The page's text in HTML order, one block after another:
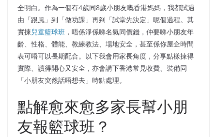
全明白。作為一個有4歲同8歲小朋友嘅香港媽媽，我都試過
由「跟風」到「做功課」再到「試堂先決定」呢個過程。其
實揀兒童籃球班 ，唔係淨係睇名氣同價錢，仲要睇小朋友年
齡、性格、體能、教練教法、場地安全，甚至係你屋企時間
表可唔可以長期配合。以下我會用家長角度，分享點樣揀得
實際、讀得開心又安全，亦會講下香港常見收費、裝備同
「小朋友突然話唔想去」時點處理。
點解愈來愈多家長幫小朋
友報籃球班？